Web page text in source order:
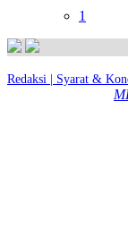
1
Redaksi | Syarat &